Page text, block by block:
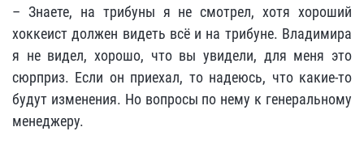
– Знаете, на трибуны я не смотрел, хотя хороший
хоккеист должен видеть всё и на трибуне. Владимира
я не видел, хорошо, что вы увидели, для меня это
сюрприз. Если он приехал, то надеюсь, что какие-то
будут изменения. Но вопросы по нему к генеральному
менеджеру.